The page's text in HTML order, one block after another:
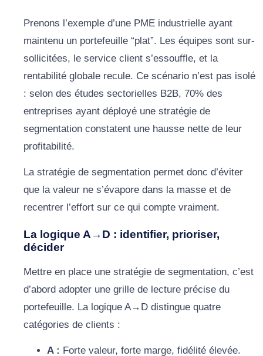
Prenons l’exemple d’une PME industrielle ayant
maintenu un portefeuille “plat”. Les équipes sont sur-
sollicitées, le service client s’essouffle, et la
rentabilité globale recule. Ce scénario n’est pas isolé
: selon des études sectorielles B2B, 70% des
entreprises ayant déployé une stratégie de
segmentation constatent une hausse nette de leur
profitabilité.
La stratégie de segmentation permet donc d’éviter
que la valeur ne s’évapore dans la masse et de
recentrer l’effort sur ce qui compte vraiment.
La logique A→D : identifier, prioriser,
décider
Mettre en place une stratégie de segmentation, c’est
d’abord adopter une grille de lecture précise du
portefeuille. La logique A→D distingue quatre
catégories de clients :
A : Forte valeur, forte marge, fidélité élevée.